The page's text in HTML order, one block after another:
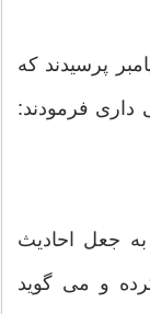
پرسیدند که
فرمودند:
به جعل احادیث
و می گوید